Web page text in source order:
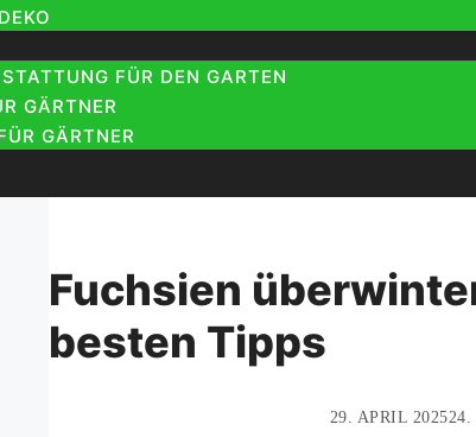
FÜR DEN GARTEN
GÄRTNER
GÄRTNER
Fuchsien
besten Tipps
29. APRIL 2025